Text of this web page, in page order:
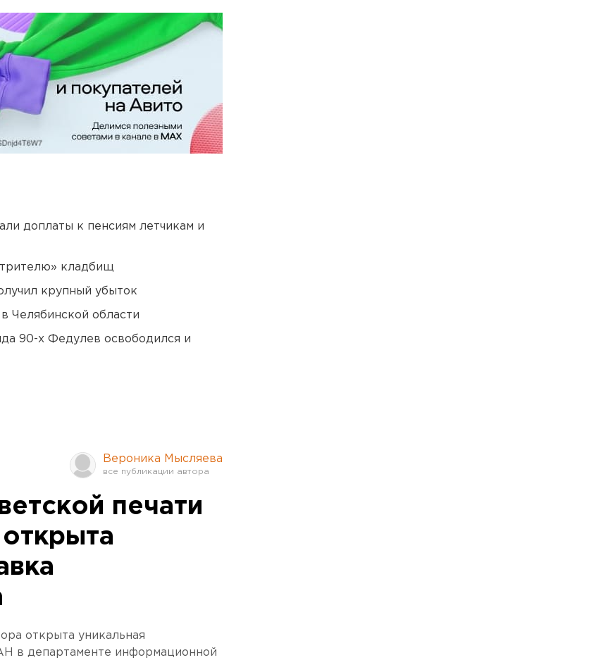
доплаты к пенсиям летчикам и
кладбищ
крупный убыток
Челябинской области
90-х Федулев освободился и
Вероника Мысляева
печати
открыта уникальная
в департаменте информационной